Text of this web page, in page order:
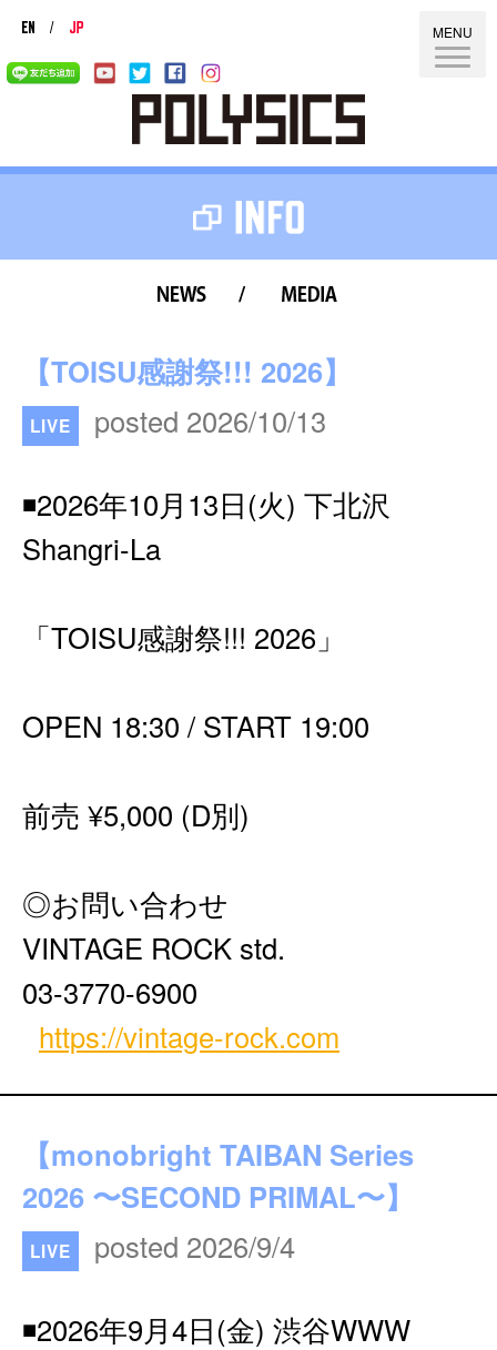
【TOISU感謝祭!!! 2026】
LIVE posted 2026/10/13
◾️2026年10月13日(火) 下北沢
Shangri-La
「TOISU感謝祭!!! 2026」
OPEN 18:30 / START 19:00
前売 ¥5,000 (D別)
◎お問い合わせ
VINTAGE ROCK std.
03-3770-6900
https://vintage-rock.com
【monobright TAIBAN Series
2026 〜SECOND PRIMAL〜】
LIVE posted 2026/9/4
◾️2026年9月4日(金) 渋谷WWW
MENU